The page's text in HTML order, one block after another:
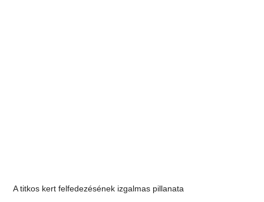
A titkos kert felfedezésének izgalmas pillanata